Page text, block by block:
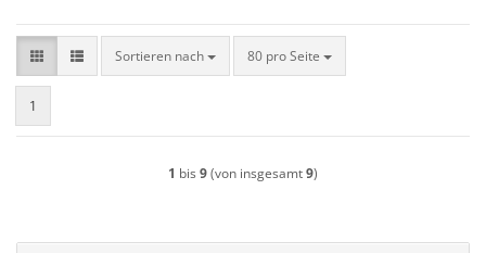
Sortieren nach
Sortieren nach 80 pro Seite
pro Seite
1
1 bis 9(von insgesamt9)